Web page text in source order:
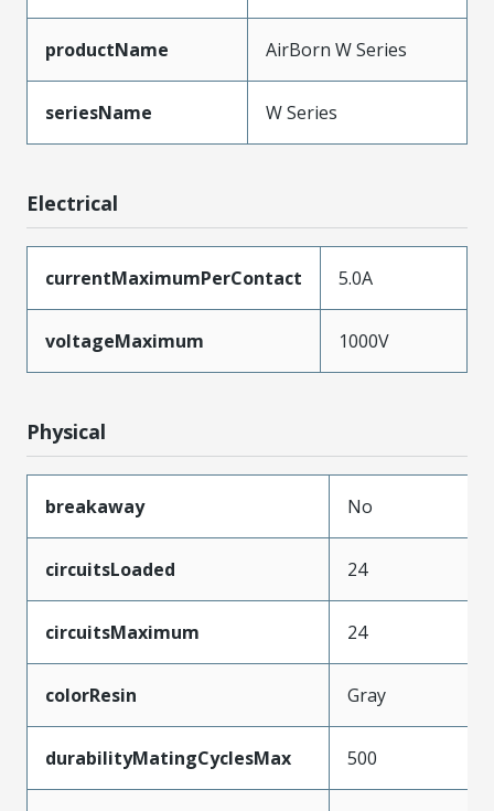
productName AirBorn W Series
seriesName W Series
Electrical
currentMaximumPerContact 5.0A
voltageMaximum 1000V
Physical
breakaway No
circuitsLoaded 24
circuitsMaximum 24
colorResin Gray
durabilityMatingCyclesMax 500